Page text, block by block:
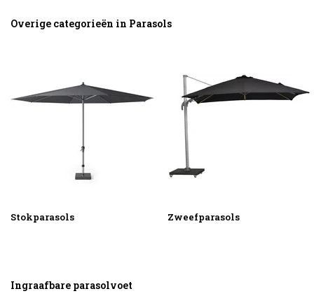
Overige categorieën in Parasols
Stokparasols Zweefparasols
Ingraafbare parasolvoet